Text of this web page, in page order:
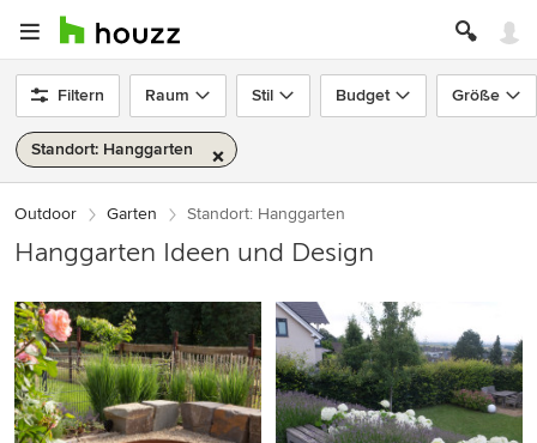
Filtern Raum Stil Budget Größe
Standort: Hanggarten
Outdoor Garten Standort: Hanggarten
Hanggarten Ideen und Design